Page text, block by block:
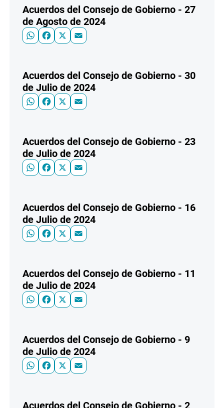
Acuerdos del Consejo de Gobierno - 27
de Agosto de 2024
WhatsApp
Facebook
X
Acuerdos del Consejo de Gobierno - 30
de Julio de 2024
WhatsApp
Facebook
X
Acuerdos del Consejo de Gobierno - 23
de Julio de 2024
WhatsApp
Facebook
X
Acuerdos del Consejo de Gobierno - 16
de Julio de 2024
WhatsApp
Facebook
X
Acuerdos del Consejo de Gobierno - 11
de Julio de 2024
WhatsApp
Facebook
X
Acuerdos del Consejo de Gobierno - 9
de Julio de 2024
WhatsApp
Facebook
X
Acuerdos del Consejo de Gobierno - 2